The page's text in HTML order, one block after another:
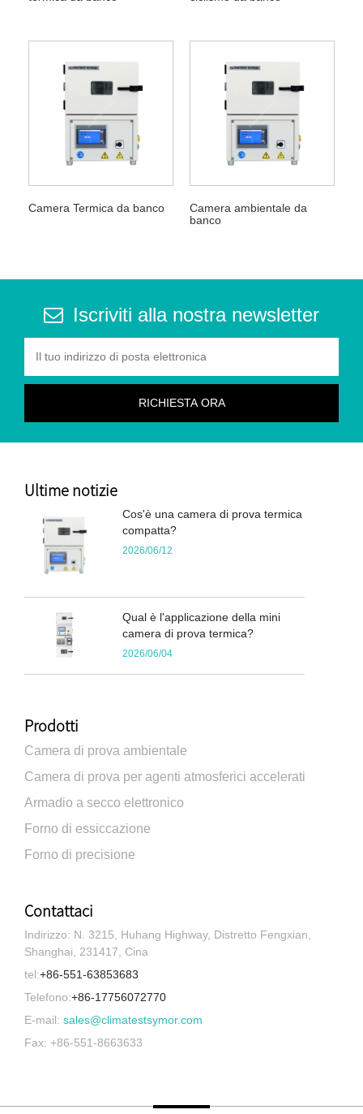
Camera Termica da banco
Camera ambientale da
banco
Iscriviti alla nostra newsletter
Ultime notizie
Cos'è una camera di prova termica
compatta?
2026/06/12
Qual è l'applicazione della mini
camera di prova termica?
2026/06/04
Prodotti
Camera di prova ambientale
Camera di prova per agenti atmosferici accelerati
Armadio a secco elettronico
Forno di essiccazione
Forno di precisione
Contattaci
Indirizzo: N. 3215, Huhang Highway, Distretto Fengxian,
Shanghai, 231417, Cina
tel:+86-551-63853683
Telefono:+86-17756072770
E-mail: sales@climatestsymor.com
Fax: +86-551-8663633